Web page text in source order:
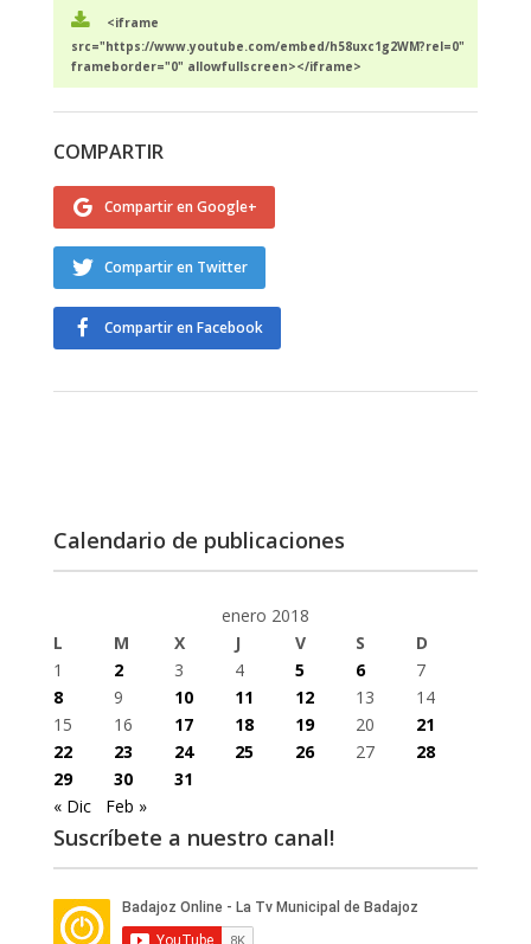
<iframe
src="https://www.youtube.com/embed/h58uxc1g2WM?rel=0"
frameborder="0" allowfullscreen></iframe>
COMPARTIR
Compartir en Google+
Compartir en Twitter
Compartir en Facebook
Calendario de publicaciones
enero 2018
L
M X J V S
D
1
2 3 4 5 6
7
8
9 10 11 12 13
14
15
16 17 18 19 20
21
22
23 24 25 26 27
28
29
30
31
« Dic
Feb »
Suscríbete a nuestro canal!